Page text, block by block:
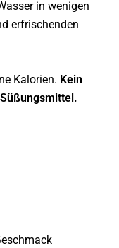
in wenigen
erfrischenden
Kalorien. Kein